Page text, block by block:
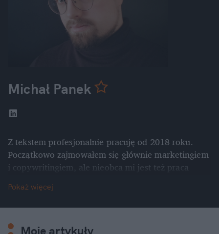
Michał Panek
Z tekstem profesjonalnie pracuję od 2018 roku.
Początkowo zajmowałem się głównie marketingiem
i copywritingiem, ale nieobca mi jest też praca
na portalu MenWorld i na moim prywatnym blogu.
Poza pisaniem działam także w obszarze wsparcia i
Uniwersytecie Jagiellońskim.
Pokaż więcej
Moje artykuły